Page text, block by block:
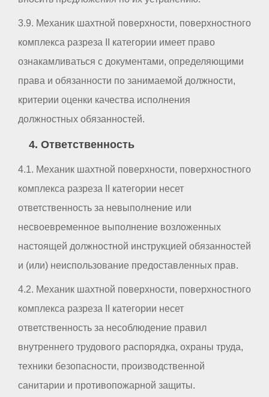
3.9. Механик шахтной поверхности, поверхностного
комплекса разреза II категории имеет право
ознакамливаться с документами, определяющими
права и обязанности по занимаемой должности,
критерии оценки качества исполнения
должностных обязанностей.
4. Ответственность
4.1. Механик шахтной поверхности, поверхностного
комплекса разреза II категории несет
ответственность за невыполнение или
несвоевременное выполнение возложенных
настоящей должностной инструкцией обязанностей
и (или) неиспользование предоставленных прав.
4.2. Механик шахтной поверхности, поверхностного
комплекса разреза II категории несет
ответственность за несоблюдение правил
внутреннего трудового распорядка, охраны труда,
техники безопасности, производственной
санитарии и противопожарной защиты.